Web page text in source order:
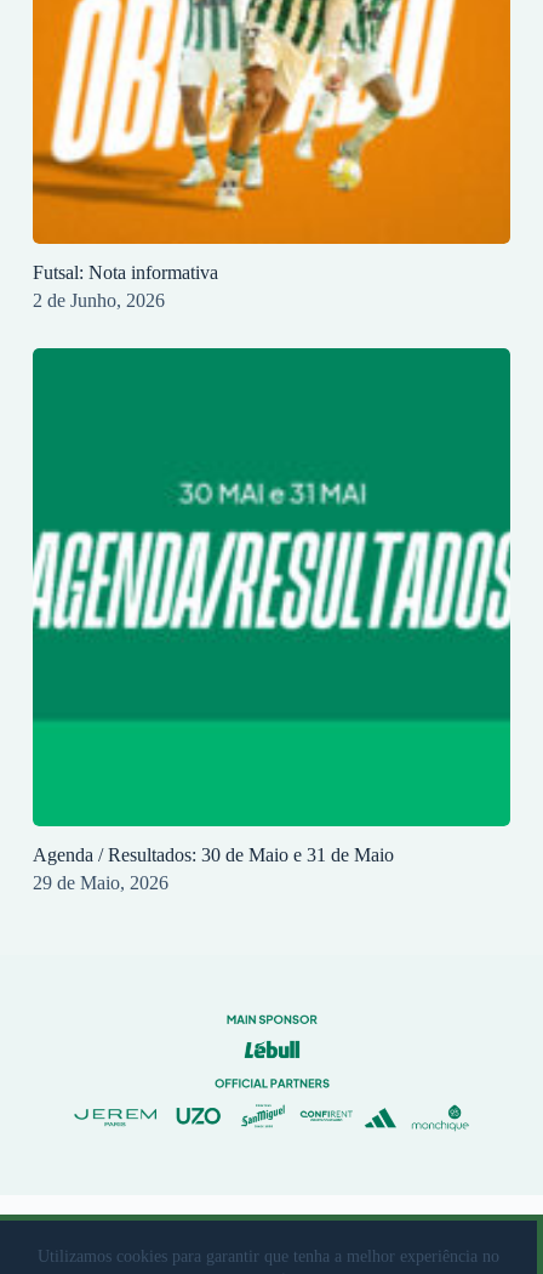
Utilizamos cookies para garantir que tenha a melhor experiência no
Futsal: Nota informativa
2 de Junho, 2026
Agenda / Resultados: 30 de Maio e 31 de Maio
29 de Maio, 2026
© 2023 Rio Ave Futebol Clube Desenvolvido porbrandit